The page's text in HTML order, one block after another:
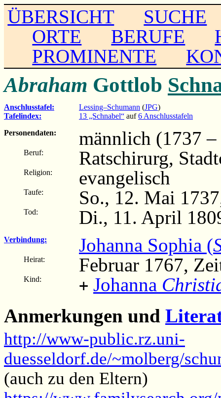
ÜBERSICHT
SUCHE
ORTE
BERUFE
PROMINENTE
Abraham Gottlob
Anschlusstafel: Lessing–Schumann (JPG)
Tafelindex:
13 „Schnabel“ auf6 Anschlusstafeln
Personendaten:
männlich (1737
Beruf: Ratschirurg,
Religion: evangelisch
Taufe: So., 12. Mai
Tod: Di., 11. April
Verbindung: Johanna Sophia (
Heirat: Februar 1767,
Kind: + Johanna
Anmerkungen und
http://www-public.rz.uni-
duesseldorf.de/~molberg/
(auch zu den Eltern)